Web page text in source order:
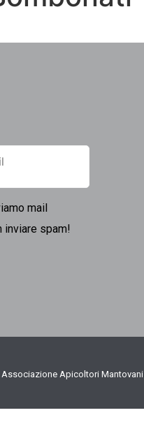
mail
inviare spam!
Associazione Apicoltori Mantovani